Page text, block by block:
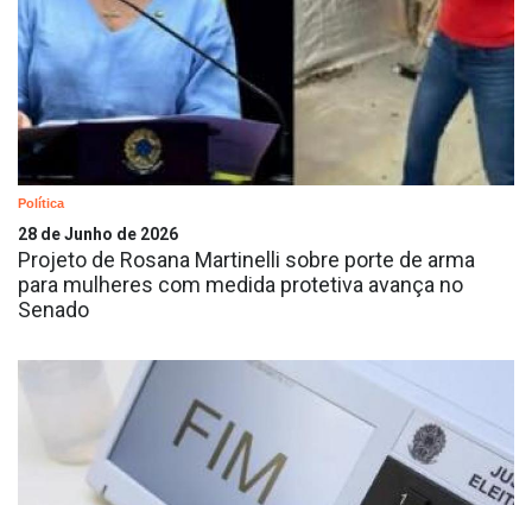
Política
28 de Junho de 2026
Projeto de Rosana Martinelli sobre porte de arma
para mulheres com medida protetiva avança no
Senado